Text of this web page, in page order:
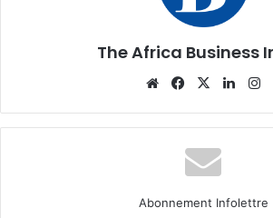
The Africa Business
WebsiteFacebook
X
Abonnement Infolettre